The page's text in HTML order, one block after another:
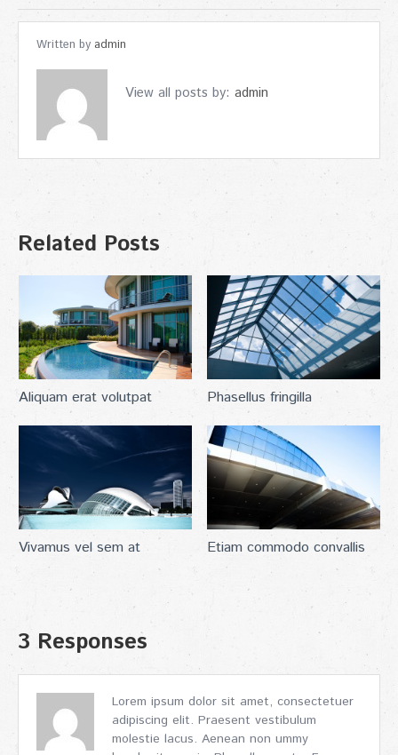
Written by admin
View all posts by: admin
Related Posts
Aliquam erat volutpat Phasellus fringilla
Vivamus vel sem at Etiam commodo convallis
3 Responses
Lorem ipsum dolor sit amet, consectetuer
adipiscing elit. Praesent vestibulum
molestie lacus. Aenean non ummy